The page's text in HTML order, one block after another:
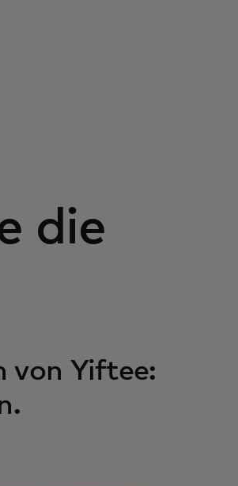
die
von Yiftee: